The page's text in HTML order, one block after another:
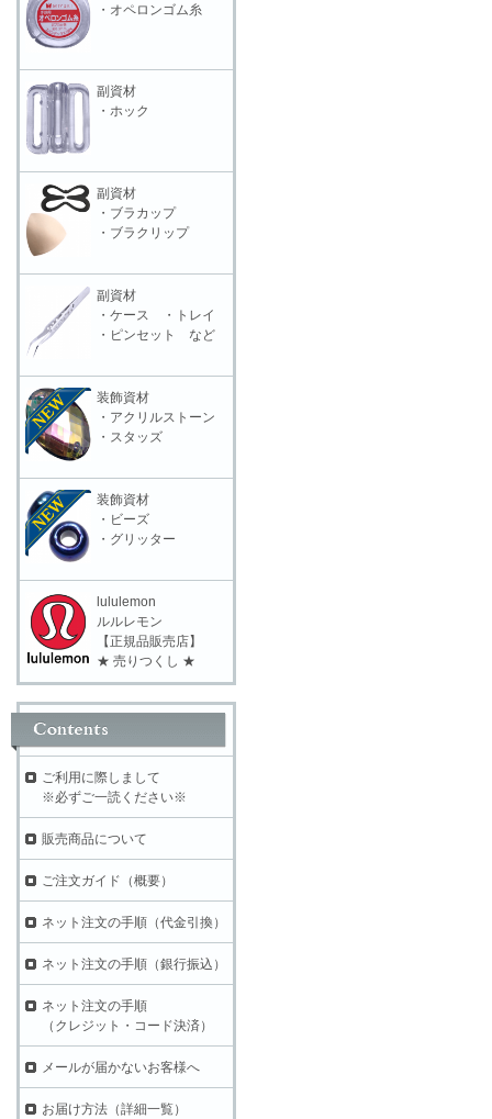
・オペロンゴム糸
副資材
・ホック
副資材
・ブラカップ
・ブラクリップ
副資材
・ケース ・トレイ
・ピンセット など
装飾資材
・アクリルストーン
・スタッズ
装飾資材
・ビーズ
・グリッター
lululemon
ルルレモン
【正規品販売店】
★ 売りつくし ★
ご利用に際しまして
※必ずご一読ください※
販売商品について
ご注文ガイド（概要）
ネット注文の手順（代金引換）
ネット注文の手順（銀行振込）
ネット注文の手順
（クレジット・コード決済）
メールが届かないお客様へ
お届け方法（詳細一覧）